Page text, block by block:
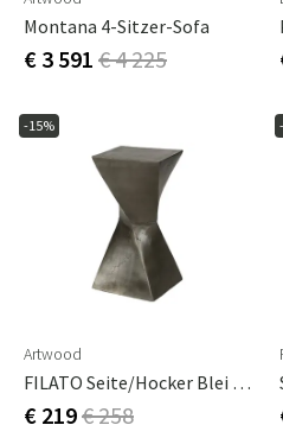
Montana 4-Sitzer-Sofa
€ 3 591 € 4 225
-15%
Artwood
FILATO Seite/Hocker Blei Antik
€ 219€ 258